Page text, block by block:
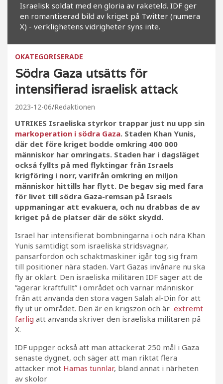
Israelisk soldat med en gloria av raketeld. IDF ger
en romantiserad bild av kriget på Twitter (numera
X) - verklighetens vidrigheter syns inte.
OKATEGORISERADE
Södra Gaza utsätts för
intensifierad israelisk attack
2023-12-06 Redaktionen
UTRIKES Israeliska styrkor trappar just nu upp sin
markoperation i södra Gaza. Staden Khan Yunis,
där det före kriget bodde omkring 400 000
människor har omringats. Staden har i dagsläget
också fyllts på med flyktingar från Israels
krigföring i norr, varifrån omkring en miljon
människor hittills har flytt. De begav sig med fara
för livet till södra Gaza-remsan på Israels
uppmaningar att evakuera, och nu drabbas de av
kriget på de platser där de sökt skydd.
Israel har intensifierat bombningarna i och nära Khan
Yunis samtidigt som israeliska stridsvagnar,
pansarfordon och schaktmaskiner igår tog sig fram
till positioner nära staden. Vart Gazas invånare nu ska
fly är oklart. Den israeliska militären IDF säger att de
”agerar kraftfullt” i området och varnar människor
från att använda den stora vägen Salah al-Din för att
fly ut ur området. Den är en krigszon och är extremt
farlig att använda skriver den israeliska militären på
X.
IDF uppger också att man attackerat 250 mål i Gaza
senaste dygnet, och säger att man riktat flera
attacker mot Hamas tunnlar, bland annat i närheten
av skolor